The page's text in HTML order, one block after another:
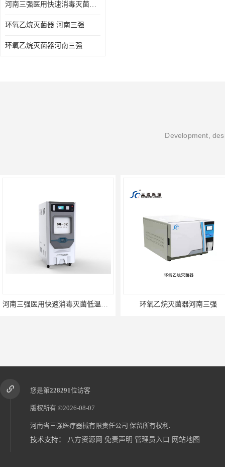
河南三强医用快速消毒灭菌低温等离子过氧化氢灭菌器
环氧乙烷灭菌器 河南三强
环氧乙烷灭菌器河南三强
Development,
河南三强医用快速消毒灭菌低温等离子过氧化氢灭菌器 环氧乙烷灭菌器河南三强
您是第228291位访客
版权所有 ©2026-08-07
河南省三强医疗器械有限责任公司 保留所有权利.
技术支持： 八方资源网 免责声明 管理员入口 网站地图